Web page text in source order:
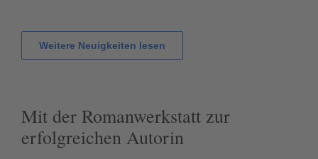
Weitere Neuigkeiten lesen
Mit der Romanwerkstatt zur
erfolgreichen Autorin